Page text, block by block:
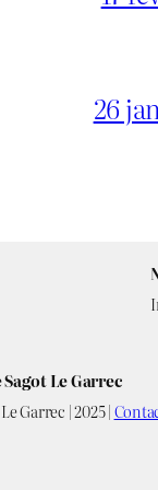
26
Le Garrec
Garrec | 2025 |